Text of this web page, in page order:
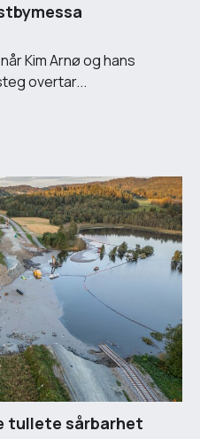
Kim Arnø og hans
overtar...
tullete sårbarhet